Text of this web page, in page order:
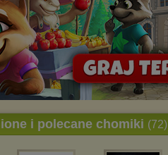
i polecane chomiki (72)